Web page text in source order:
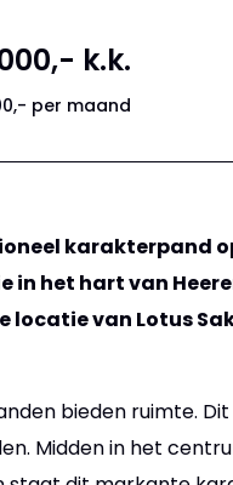
k.k.
per maand
karakterpand
in het hart van
locatie van Lotus
bieden ruimte.
Midden in het